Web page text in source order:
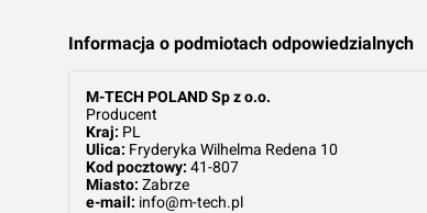
Informacja o podmiotach odpowiedzialnych
M-TECH POLAND Sp z o.o.
Producent
Kraj: PL
Ulica: Fryderyka Wilhelma Redena 10
Kod pocztowy: 41-807
Miasto: Zabrze
e-mail: info@m-tech.pl